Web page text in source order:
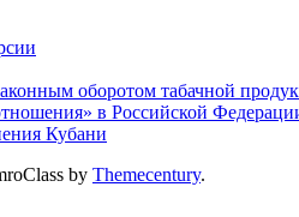
оборотом табачной
в Российской
Кубани
by Themecentury.